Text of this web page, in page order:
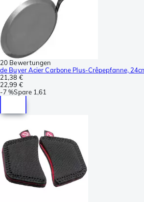
20 Bewertungen
de Buyer Acier Carbone Plus-Crêpepfanne,
21,38 €
22,99 €
-7 %Spare 1,61